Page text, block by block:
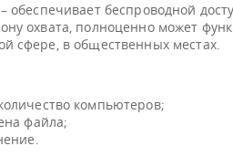
– обеспечивает беспроводной
охвата, полноценно может
сфере, в общественных местах.
компьютеров;
файла;